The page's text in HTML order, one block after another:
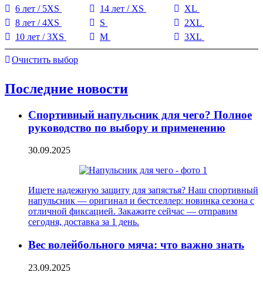
6 лет / 5XS
8 лет / 4XS
10 лет / 3XS
14 лет / XS
S
M
XL
2XL
3XL
Очистить выбор
Последние новости
Спортивный напульсник для чего? Полное
руководство по выбору и применению
30.09.2025
Ищете надежную защиту для запястья? Наш спортивный
напульсник — оригинал и бестселлер: новинка сезона с
отличной фиксацией. Закажите сейчас — отправим
сегодня, доставка за 1 день.
Вес волейбольного мяча: что важно знать
23.09.2025